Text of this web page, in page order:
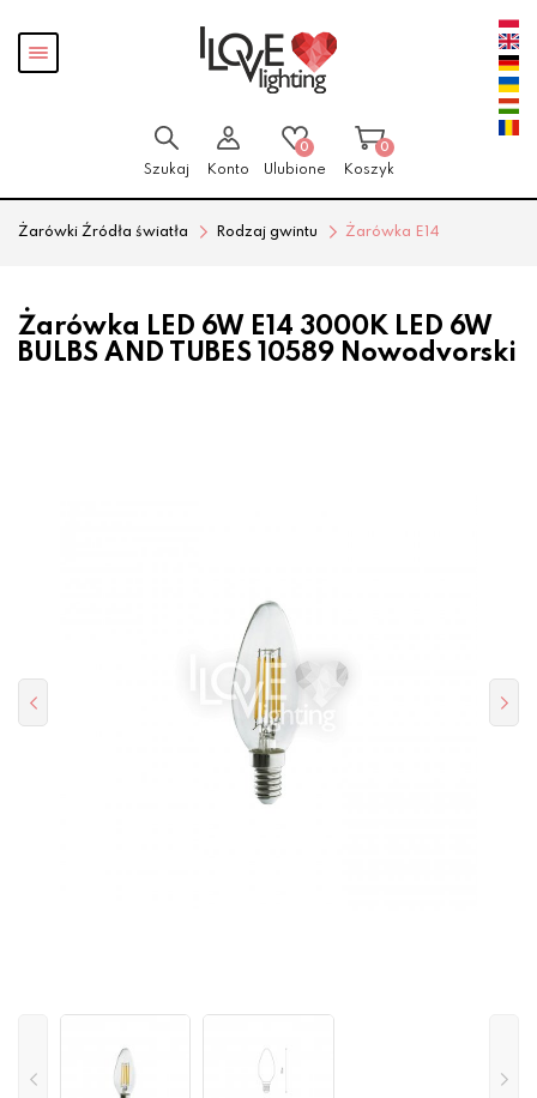
Pokaż
menu
Szukaj Konto
0
Ulubione
0
Koszyk
Żarówki Źródła światła Rodzaj gwintu Żarówka E14
Żarówka LED 6W E14 3000K LED 6W
BULBS AND TUBES 10589 Nowodvorski